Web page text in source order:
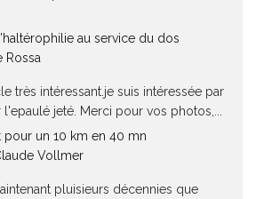
au service du dos
Rossa
très intéressant.je suis intéressée par
l'epaulé jeté. Merci pour vos photos,...
pour un 10 km en 40 mn
Vollmer
pluisieurs décennies que